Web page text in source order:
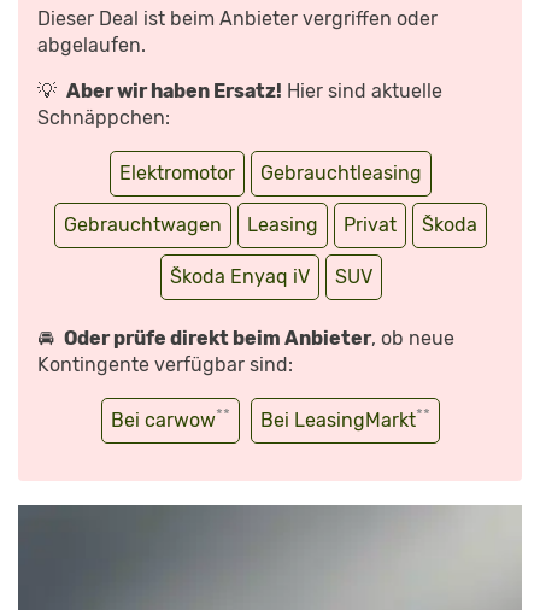
Dieser Deal ist beim Anbieter vergriffen oder
abgelaufen.
💡 Aber wir haben Ersatz! Hier sind aktuelle
Schnäppchen:
Elektromotor Gebrauchtleasing
Gebrauchtwagen Leasing Privat Škoda
Škoda Enyaq iV SUV
🚘 Oder prüfe direkt beim Anbieter, ob neue
Kontingente verfügbar sind:
Bei carwow** Bei LeasingMarkt**
MIT
DIRK
BRANKE“
VON
ANZEIGEN